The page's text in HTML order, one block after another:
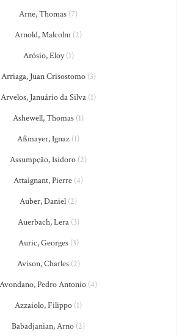
Arne, Thomas (7)
Arnold, Malcolm (2)
Arósio, Eloy(1)
Arriaga, Juan Crisostomo(3)
Arvelos, Januário da Silva (1)
Ashewell, Thomas (1)
Aßmayer, Ignaz (1)
Assumpção, Isidoro (2)
Attaignant, Pierre (4)
Auber, Daniel (2)
Auerbach, Lera(3)
Auric, Georges(3)
Avison, Charles(2)
Avondano, Pedro Antonio (4)
Azzaiolo, Filippo (1)
Babadjanian, Arno (2)